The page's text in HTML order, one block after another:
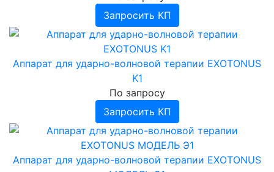
Проведение лабораторных анализов
Аппараты ИВЛ портативные
Аппараты ингаляционного наркоза
Дефибриллятор-монитор COMEN
Дефибрилляторы АКСИОН
Запросить КП
Аппарат для ударно-волновой терапии EXOTONUS
K1
По запросу
Запросить КП
Аппарат для ударно-волновой терапии EXOTONUS